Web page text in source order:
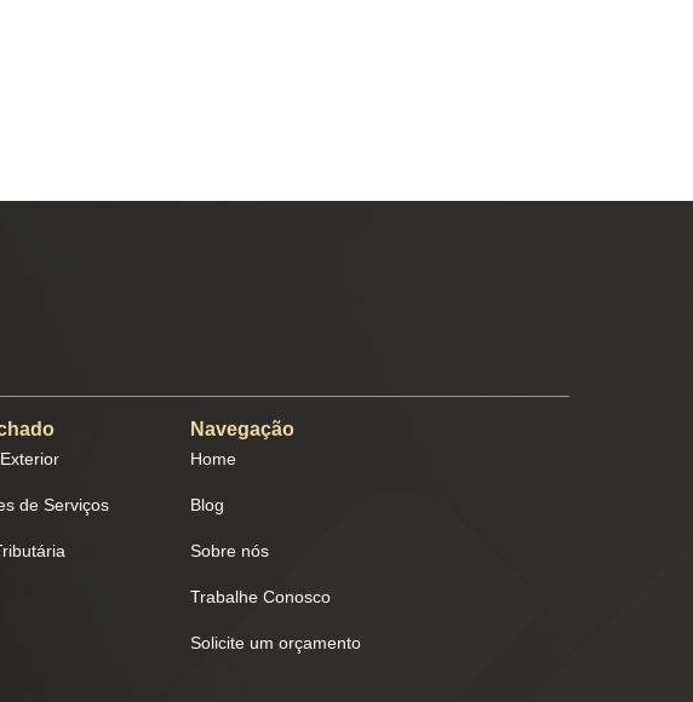
de Serviços
Navegação
Home
Blog
Sobre nós
Trabalhe Conosco
Solicite um orçamento